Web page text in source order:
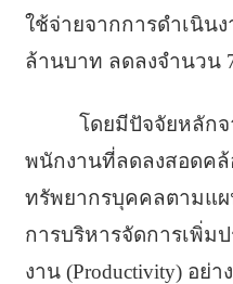
ใช้จ่ายจากการดำเนินง
ล้านบาท ลดลงจำนวน
โดยมีปัจจัยหลัก
พนักงานที่ลดลงสอดคล้
ทรัพยากรบุคคลตามแ
การบริหารจัดการเพิ่ม
งาน (Productivity) อย่า